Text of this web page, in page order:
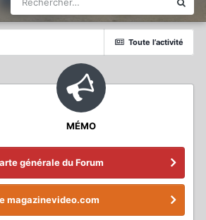
Toute l’activité
MÉMO
générale du Forum
magazinevideo.com